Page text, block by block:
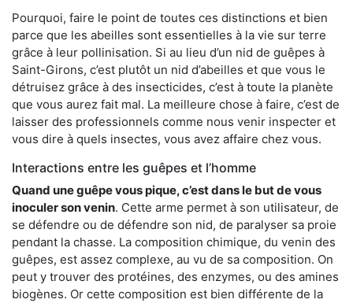
Pourquoi, faire le point de toutes ces distinctions et bien
parce que les abeilles sont essentielles à la vie sur terre
grâce à leur pollinisation. Si au lieu d’un nid de guêpes à
Saint-Girons, c’est plutôt un nid d’abeilles et que vous le
détruisez grâce à des insecticides, c’est à toute la planète
que vous aurez fait mal. La meilleure chose à faire, c’est de
laisser des professionnels comme nous venir inspecter et
vous dire à quels insectes, vous avez affaire chez vous.
Interactions entre les guêpes et l’homme
Quand une guêpe vous pique, c’est dans le but de vous
inoculer son venin. Cette arme permet à son utilisateur, de
se défendre ou de défendre son nid, de paralyser sa proie
pendant la chasse. La composition chimique, du venin des
guêpes, est assez complexe, au vu de sa composition. On
peut y trouver des protéines, des enzymes, ou des amines
biogènes. Or cette composition est bien différente de la